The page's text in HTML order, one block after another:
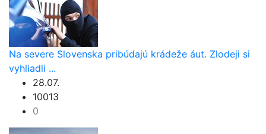
Na severe Slovenska pribúdajú krádeže áut. Zlodeji si
vyhliadli ...
28.07.
10013
0